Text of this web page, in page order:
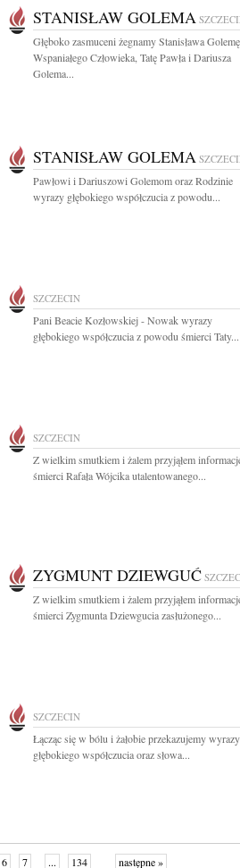
STANISŁAW GOLEMA
Głęboko zasmuceni żegnamy Stanisława Golemę
Wspaniałego Człowieka, Tatę Pawła i Dariusza
Golema...
STANISŁAW GOLEMA
Pawłowi i Dariuszowi Golemom oraz Rodzinie
wyrazy głębokiego współczucia z powodu...
SZCZECIN
Pani Beacie Kozłowskiej - Nowak wyrazy
głębokiego współczucia z powodu śmierci Taty...
SZCZECIN
Z wielkim smutkiem i żalem przyjąłem
śmierci Rafała Wójcika utalentowanego...
ZYGMUNT DZIEWGUĆ
Z wielkim smutkiem i żalem przyjąłem
śmierci Zygmunta Dziewgucia zasłużonego...
SZCZECIN
Łącząc się w bólu i żałobie przekazujemy wyrazy
głębokiego współczucia oraz słowa...
6 7 ... 134 następne »